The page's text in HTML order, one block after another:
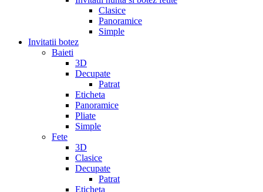
Clasice
Panoramice
Simple
Invitatii botez
Baieti
3D
Decupate
Patrat
Eticheta
Panoramice
Pliate
Simple
Fete
3D
Clasice
Decupate
Patrat
Eticheta